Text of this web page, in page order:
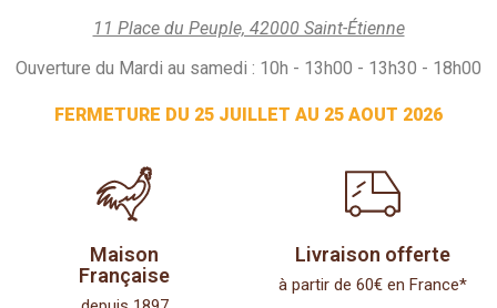
11 Place du Peuple, 42000 Saint-Étienne
Ouverture du Mardi au samedi : 10h - 13h00 - 13h30 - 18h00
FERMETURE DU 25 JUILLET AU 25 AOUT 2026
Maison
Française
Livraison offerte
à partir de 60€ en France*